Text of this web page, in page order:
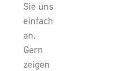
Sie uns
einfach
an.
Gern
zeigen